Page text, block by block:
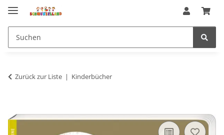
Zurück zur Liste Kinderbücher